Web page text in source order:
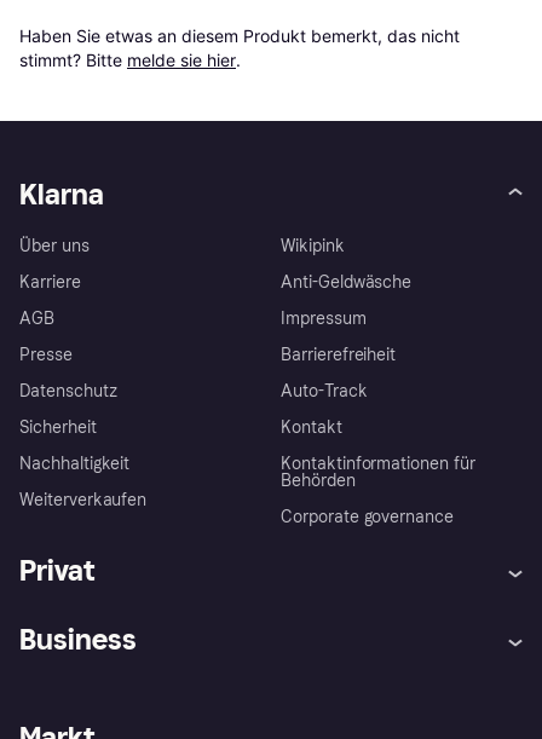
Haben Sie etwas an diesem Produkt bemerkt, das nicht
stimmt? Bitte melde sie hier.
Klarna
Über uns
Karriere
AGB
Presse
Datenschutz
Sicherheit
Nachhaltigkeit
Weiterverkaufen
Wikipink
Anti-Geldwäsche
Impressum
Barrierefreiheit
Auto-Track
Kontakt
Kontaktinformationen für
Behörden
Corporate governance
Privat
Shops entdecken
Business
Händlerportal